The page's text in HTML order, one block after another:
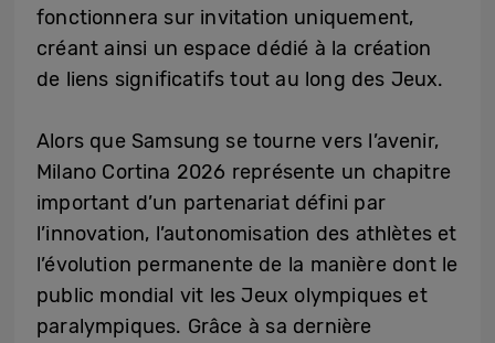
fonctionnera sur invitation uniquement,
créant ainsi un espace dédié à la création
de liens significatifs tout au long des Jeux.
Alors que Samsung se tourne vers l’avenir,
Milano Cortina 2026 représente un chapitre
important d’un partenariat défini par
l’innovation, l’autonomisation des athlètes et
l’évolution permanente de la manière dont le
public mondial vit les Jeux olympiques et
paralympiques. Grâce à sa dernière